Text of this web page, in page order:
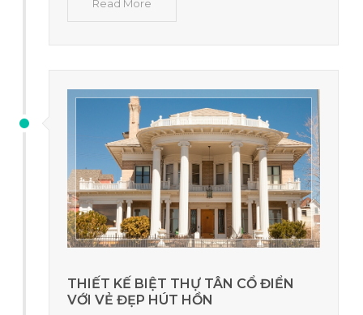
Read More
THIẾT KẾ BIỆT THỰ TÂN CỔ ĐIỂN
VỚI VẺ ĐẸP HÚT HỒN